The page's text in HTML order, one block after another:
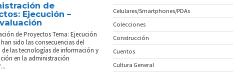
de
Ejecución –
de Proyectos Tema: Ejecución
han sido las consecuencias del
las tecnologías de información y
en la administración
Celulares/Smartphones/PDAs
Colecciones
Construcción
Cuentos
Cultura General